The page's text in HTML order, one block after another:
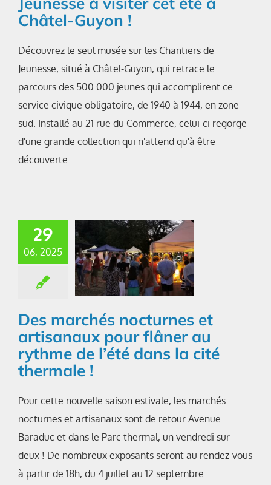
Châtel-Guyon !
Découvrez le seul musée sur les Chantiers de
Jeunesse, situé à Châtel-Guyon, qui retrace le
parcours des 500 000 jeunes qui accomplirent ce
service civique obligatoire, de 1940 à 1944, en zone
sud. Installé au 21 rue du Commerce, celui-ci regorge
d'une grande collection qui n'attend qu'à être
découverte…
29
06, 2025
Des marchés nocturnes et
artisanaux pour flâner au
rythme de l’été dans la cité
thermale !
Pour cette nouvelle saison estivale, les marchés
nocturnes et artisanaux sont de retour Avenue
Baraduc et dans le Parc thermal, un vendredi sur
deux ! De nombreux exposants seront au rendez-vous
à partir de 18h, du 4 juillet au 12 septembre.